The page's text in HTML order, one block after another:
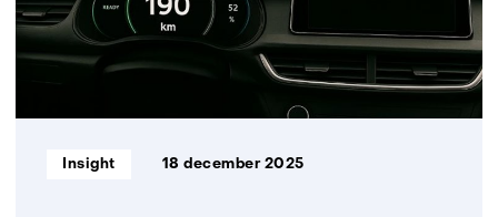
de
2030-
norm
op
gebaseerd
Informatietype:
Insight 18 december 2025